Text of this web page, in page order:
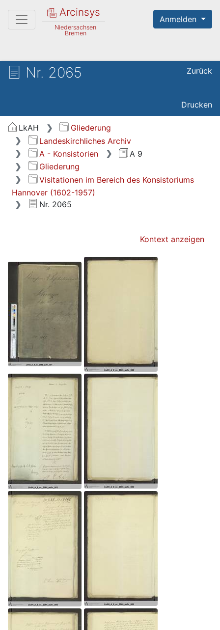
Arcinsys
Niedersachsen
Bremen
Anmelden
Nr. 2065 Zurück
Drucken
LkAH
Gliederung
Landeskirchliches Archiv
A - Konsistorien
A 9
Gliederung
Visitationen im Bereich des Konsistoriums
Hannover (1602-1957)
Nr. 2065
Kontext anzeigen